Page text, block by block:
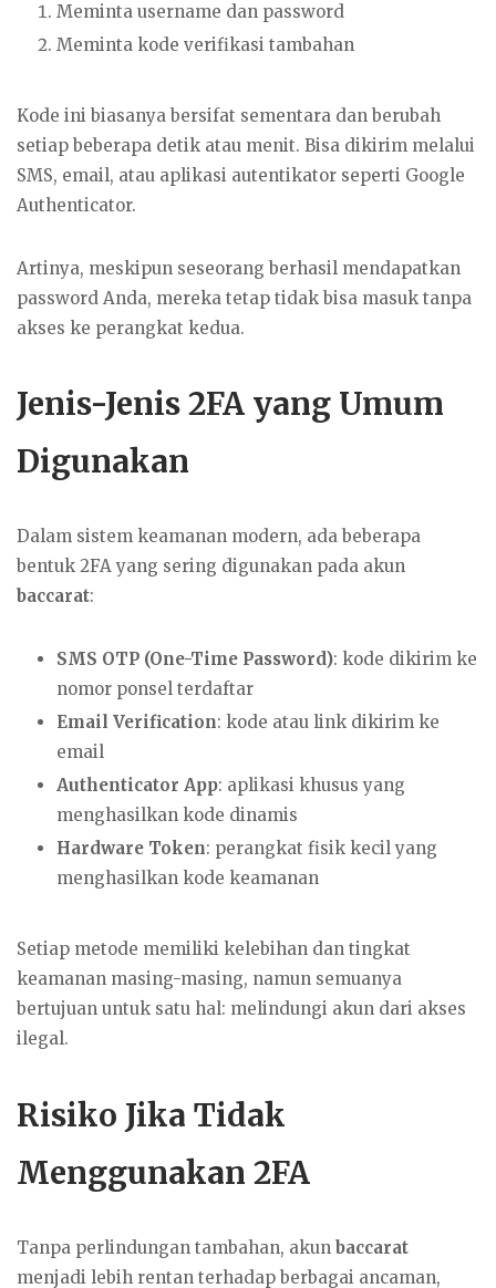
Meminta username dan password
Meminta kode verifikasi tambahan
Kode ini biasanya bersifat sementara dan berubah
setiap beberapa detik atau menit. Bisa dikirim melalui
SMS, email, atau aplikasi autentikator seperti Google
Authenticator.
Artinya, meskipun seseorang berhasil mendapatkan
password Anda, mereka tetap tidak bisa masuk tanpa
akses ke perangkat kedua.
Jenis-Jenis 2FA yang Umum
Digunakan
Dalam sistem keamanan modern, ada beberapa
bentuk 2FA yang sering digunakan pada akun
baccarat:
SMS OTP (One-Time Password): kode dikirim ke
nomor ponsel terdaftar
Email Verification: kode atau link dikirim ke
email
Authenticator App: aplikasi khusus yang
menghasilkan kode dinamis
Hardware Token: perangkat fisik kecil yang
menghasilkan kode keamanan
Setiap metode memiliki kelebihan dan tingkat
keamanan masing-masing, namun semuanya
bertujuan untuk satu hal: melindungi akun dari akses
ilegal.
Risiko Jika Tidak
Menggunakan 2FA
Tanpa perlindungan tambahan, akun baccarat
menjadi lebih rentan terhadap berbagai ancaman,